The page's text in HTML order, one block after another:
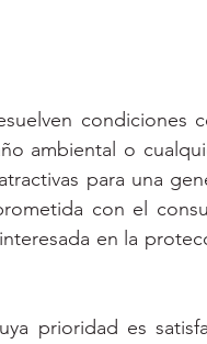
condiciones
ambiental o
para una
con el
en la
prioridad es